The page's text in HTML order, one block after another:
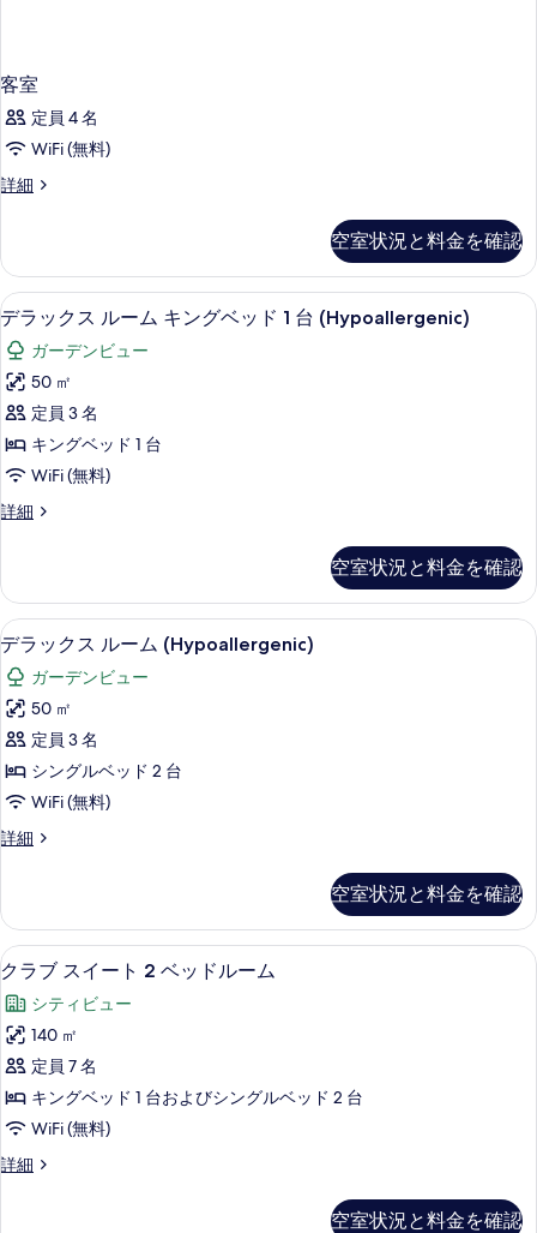
客室
定員 4 名
WiFi (無料)
詳細
客
細
空室状況と料金を確認
デ
ラ
ッ
ク
ス
ル
ー
ム
ン
グ
ベ
ッ
ド
1
台
(Hypoallergenic)
の
て
の
写
真
を
表
示
す
る
デラックス ルーム キングベッド 1
5
デラックス ルーム キングベッド 1 台 (Hypoallergenic)
ガーデンビュー
50 ㎡
定員 3 名
キングベッド 1 台
WiFi (無料)
詳細
デ
ス
ル
ー
キ
ン
ベ
ッ
ド
台
細
空室状況と料金を確認
デ
ラ
ッ
ク
ス
ル
ー
ム
の
す
べ
て
の
写
真
を
表
デラックス ルーム (Hypoallergenic)
5
デラックス ルーム (Hypoallergenic)
ガーデンビュー
50 ㎡
定員 3 名
シングルベッド 2 台
WiFi (無料)
詳細
デ
ス
ル
ー
(Hypoallergenic)
の
細
空室状況と料金を確認
ク
ラ
ブ
ス
イ
ー
ト
2
ミニバー、セーフティボックス (室
11
クラブ スイート 2 ベッドルーム
シティビュー
140 ㎡
定員 7 名
キングベッド 1 台およびシングルベッド 2 台
WiFi (無料)
詳細
ク
空室状況と料金を確認